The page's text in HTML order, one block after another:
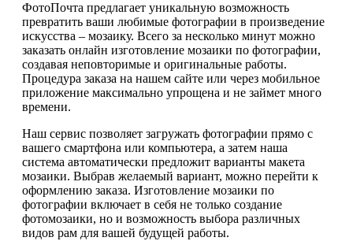
ФотоПочта предлагает уникальную возможность
превратить ваши любимые фотографии в произведение
искусства – мозаику. Всего за несколько минут можно
заказать онлайн изготовление мозаики по фотографии,
создавая неповторимые и оригинальные работы.
Процедура заказа на нашем сайте или через мобильное
приложение максимально упрощена и не займет много
времени.
Наш сервис позволяет загружать фотографии прямо с
вашего смартфона или компьютера, а затем наша
система автоматически предложит варианты макета
мозаики. Выбрав желаемый вариант, можно перейти к
оформлению заказа. Изготовление мозаики по
фотографии включает в себя не только создание
фотомозаики, но и возможность выбора различных
видов рам для вашей будущей работы.